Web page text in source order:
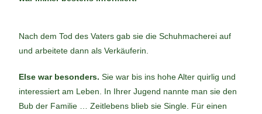
Nach dem Tod des Vaters gab sie die Schuhmacherei auf
und arbeitete dann als Verkäuferin.
Else war besonders. Sie war bis ins hohe Alter quirlig und
interessiert am Leben. In Ihrer Jugend nannte man sie den
Bub der Familie … Zeitlebens blieb sie Single. Für einen